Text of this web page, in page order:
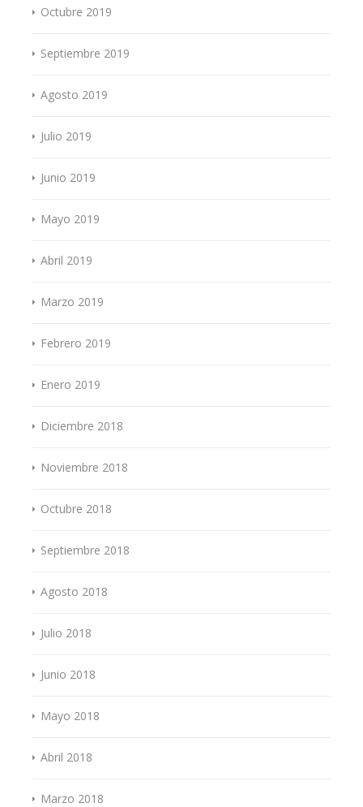
Octubre 2019
Septiembre 2019
Agosto 2019
Julio 2019
Junio 2019
Mayo 2019
Abril 2019
Marzo 2019
Febrero 2019
Enero 2019
Diciembre 2018
Noviembre 2018
Octubre 2018
Septiembre 2018
Agosto 2018
Julio 2018
Junio 2018
Mayo 2018
Abril 2018
Marzo 2018